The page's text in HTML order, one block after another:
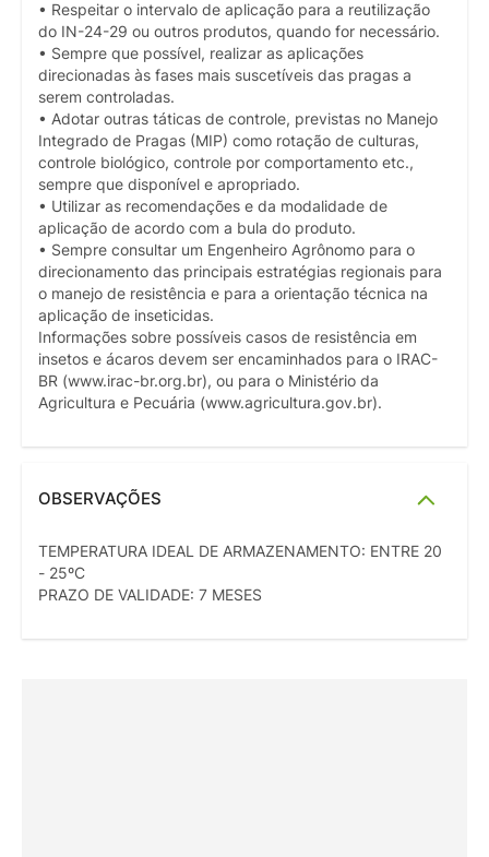
• Respeitar o intervalo de aplicação para a reutilização
do IN-24-29 ou outros produtos, quando for necessário.
• Sempre que possível, realizar as aplicações
direcionadas às fases mais suscetíveis das pragas a
serem controladas.
• Adotar outras táticas de controle, previstas no Manejo
Integrado de Pragas (MIP) como rotação de culturas,
controle biológico, controle por comportamento etc.,
sempre que disponível e apropriado.
• Utilizar as recomendações e da modalidade de
aplicação de acordo com a bula do produto.
• Sempre consultar um Engenheiro Agrônomo para o
direcionamento das principais estratégias regionais para
o manejo de resistência e para a orientação técnica na
aplicação de inseticidas.
Informações sobre possíveis casos de resistência em
insetos e ácaros devem ser encaminhados para o IRAC-
BR (www.irac-br.org.br), ou para o Ministério da
Agricultura e Pecuária (www.agricultura.gov.br).
OBSERVAÇÕES
TEMPERATURA IDEAL DE ARMAZENAMENTO: ENTRE 20
- 25ºC
PRAZO DE VALIDADE: 7 MESES